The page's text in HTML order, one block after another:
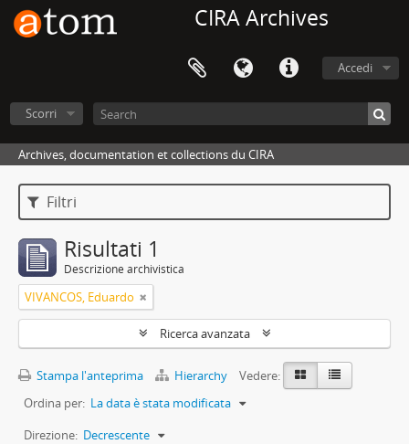
CIRA Archives
Accedi
Scorri
Archives, documentation et collections du CIRA
Filtri
Risultati 1
Descrizione archivistica
VIVANCOS, Eduardo
Ricerca avanzata
Stampa l'anteprima Hierarchy
Vedere:
Ordina per: La data è stata modificata
Direzione: Decrescente